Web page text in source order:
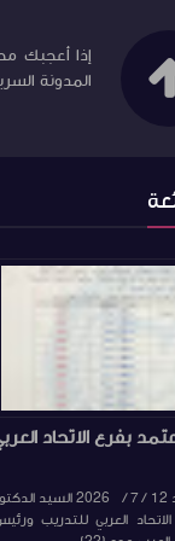
إذا أعجبك
المدونة
معتمد بفرع الاتحاد
اعتمد مساء اليوم الأحد 12 / 7 / 2026 السيد
العربي للتدريب